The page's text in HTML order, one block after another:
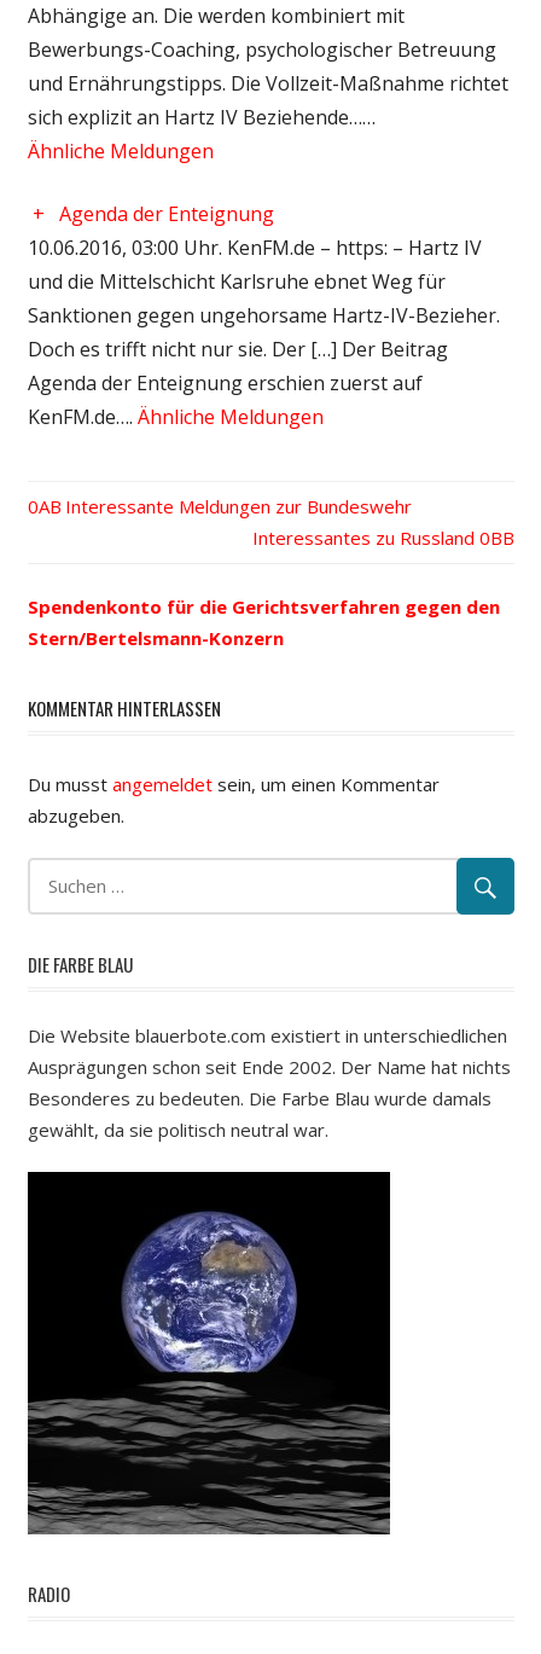
Abhängige an. Die werden kombiniert mit
Bewerbungs-Coaching, psychologischer Betreuung
und Ernährungstipps. Die Vollzeit-Maßnahme richtet
sich explizit an Hartz IV Beziehende……
Ähnliche Meldungen
+ Agenda der Enteignung
10.06.2016, 03:00 Uhr. KenFM.de – https: – Hartz IV
und die Mittelschicht Karlsruhe ebnet Weg für
Sanktionen gegen ungehorsame Hartz-IV-Bezieher.
Doch es trifft nicht nur sie. Der […] Der Beitrag
Agenda der Enteignung erschien zuerst auf
KenFM.de…. Ähnliche Meldungen
Vorheriger
Interessante Meldungen zur Bundeswehr
Nächster
Interessantes zu Russland
Spendenkonto für die Gerichtsverfahren gegen den
Stern/Bertelsmann-Konzern
KOMMENTAR HINTERLASSEN
Du musst angemeldetsein, um einen Kommentar
abzugeben.
DIE FARBE BLAU
Die Website blauerbote.com existiert in unterschiedlichen
Ausprägungen schon seit Ende 2002. Der Name hat nichts
Besonderes zu bedeuten. Die Farbe Blau wurde damals
gewählt, da sie politisch neutral war.
RADIO